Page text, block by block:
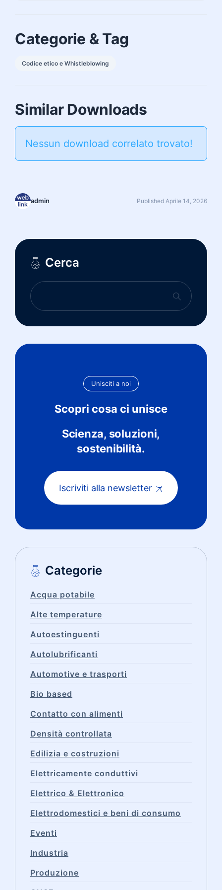
Categorie & Tag
Codice etico e Whistleblowing
Similar Downloads
Nessun download correlato trovato!
admin Published Aprile 14, 2026
Cerca
Unisciti a noi
Scopri cosa ci unisce
Scienza, soluzioni,
sostenibilità.
Iscriviti alla newsletter
Categorie
Acqua potabile
Alte temperature
Autoestinguenti
Autolubrificanti
Automotive e trasporti
Bio based
Contatto con alimenti
Densità controllata
Edilizia e costruzioni
Elettricamente conduttivi
Elettrico & Elettronico
Elettrodomestici e beni di consumo
Eventi
Industria
Produzione